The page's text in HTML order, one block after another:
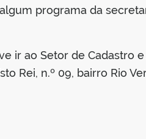
programa da
ir ao Setor de Cadastro
Rei, n.º 09, bairro Rio